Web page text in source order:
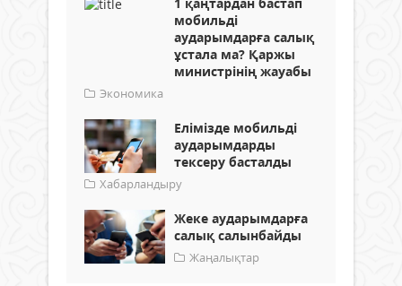
мобильді
аударымдарға салық
ұстала ма? Қаржы
министрінің жауабы
Экономика
Елімізде мобильді
аударымдарды
тексеру басталды
Хабарландыру
Жеке аударымдарға
салық салынбайды
Жаңалықтар